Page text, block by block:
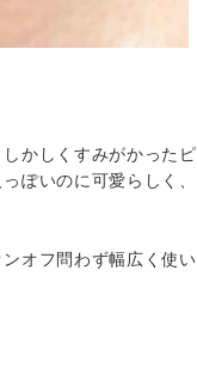
かしくすみがかったピ
ぽいのに可愛らしく、
オフ問わず幅広く使い